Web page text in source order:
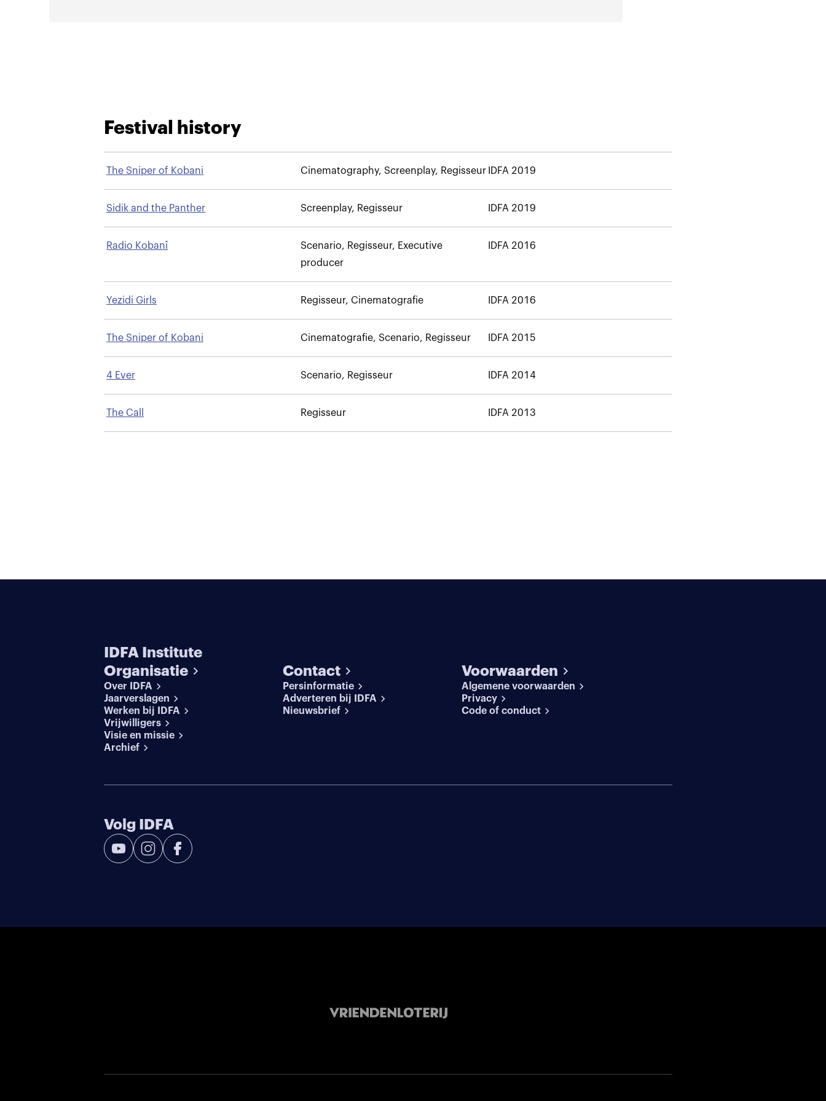
Festival history
The Sniper of Kobani Cinematography, Screenplay, Regisseur IDFA 2019
Sidik and the Panther Screenplay, Regisseur IDFA 2019
Radio Kobanî
Scenario, Regisseur, Executive
producer
IDFA 2016
Yezidi Girls Regisseur, Cinematografie IDFA 2016
The Sniper of Kobani Cinematografie, Scenario, Regisseur IDFA 2015
4 Ever Scenario, Regisseur IDFA 2014
The Call Regisseur IDFA 2013
IDFA Institute
Organisatie
Over IDFA
Jaarverslagen
Werken bij IDFA
Vrijwilligers
Visie en missie
Archief
Contact
Persinformatie
Adverteren bij IDFA
Nieuwsbrief
Voorwaarden
Algemene voorwaarden
Privacy
Code of conduct
Volg IDFA